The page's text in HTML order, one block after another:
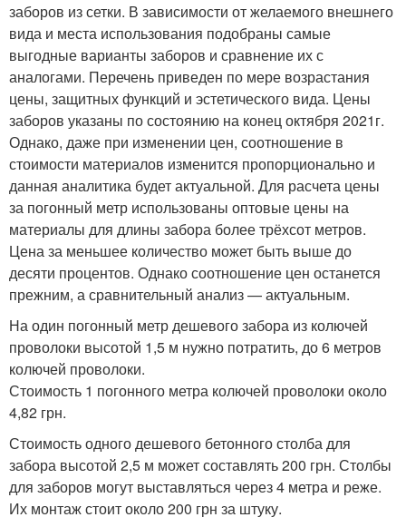
заборов из сетки. В зависимости от желаемого внешнего
вида и места использования подобраны самые
выгодные варианты заборов и сравнение их с
аналогами. Перечень приведен по мере возрастания
цены, защитных функций и эстетического вида. Цены
заборов указаны по состоянию на конец октября 2021г.
Однако, даже при изменении цен, соотношение в
стоимости материалов изменится пропорционально и
данная аналитика будет актуальной. Для расчета цены
за погонный метр использованы оптовые цены на
материалы для длины забора более трёхсот метров.
Цена за меньшее количество может быть выше до
десяти процентов. Однако соотношение цен останется
прежним, а сравнительный анализ — актуальным.
На один погонный метр дешевого забора из колючей
проволоки высотой 1,5 м нужно потратить, до 6 метров
колючей проволоки.
Стоимость 1 погонного метра колючей проволоки около
4,82 грн.
Стоимость одного дешевого бетонного столба для
забора высотой 2,5 м может составлять 200 грн. Столбы
для заборов могут выставляться через 4 метра и реже.
Их монтаж стоит около 200 грн за штуку.